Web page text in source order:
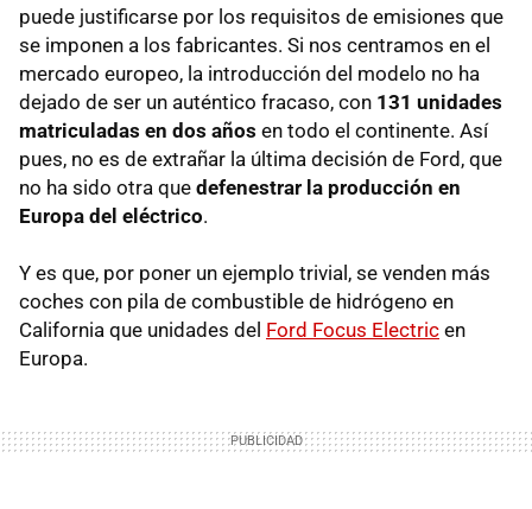
puede justificarse por los requisitos de emisiones que
se imponen a los fabricantes. Si nos centramos en el
mercado europeo, la introducción del modelo no ha
dejado de ser un auténtico fracaso, con 131 unidades
matriculadas en dos años en todo el continente. Así
pues, no es de extrañar la última decisión de Ford, que
no ha sido otra que defenestrar la producción en
Europa del eléctrico.
Y es que, por poner un ejemplo trivial, se venden más
coches con pila de combustible de hidrógeno en
California que unidades del Ford Focus Electric en
Europa.